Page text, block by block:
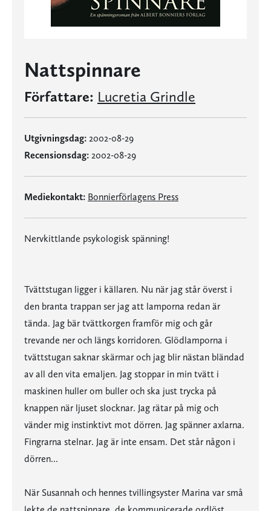
Nattspinnare
Författare: Lucretia Grindle
Utgivningsdag: 2002-08-29
Recensionsdag: 2002-08-29
Mediekontakt: Bonnierförlagens Press
Nervkittlande psykologisk spänning!
Tvättstugan ligger i källaren. Nu när jag står överst i
den branta trappan ser jag att lamporna redan är
tända. Jag bär tvättkorgen framför mig och går
trevande ner och längs korridoren. Glödlamporna i
tvättstugan saknar skärmar och jag blir nästan bländad
av all den vita emaljen. Jag stoppar in min tvätt i
maskinen huller om buller och ska just trycka på
knappen när ljuset slocknar. Jag rätar på mig och
vänder mig instinktivt mot dörren. Jag spänner axlarna.
Fingrarna stelnar. Jag är inte ensam. Det står någon i
dörren...
När Susannah och hennes tvillingsyster Marina var små